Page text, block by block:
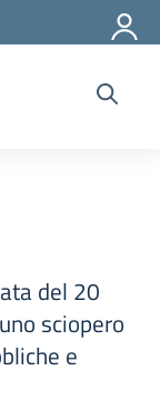
del 20
sciopero
e